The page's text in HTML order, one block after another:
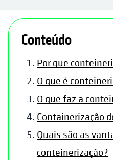
Conteúdo
Por que
O que é
O que faz a
Containerização
Quais são as
conteinerização?